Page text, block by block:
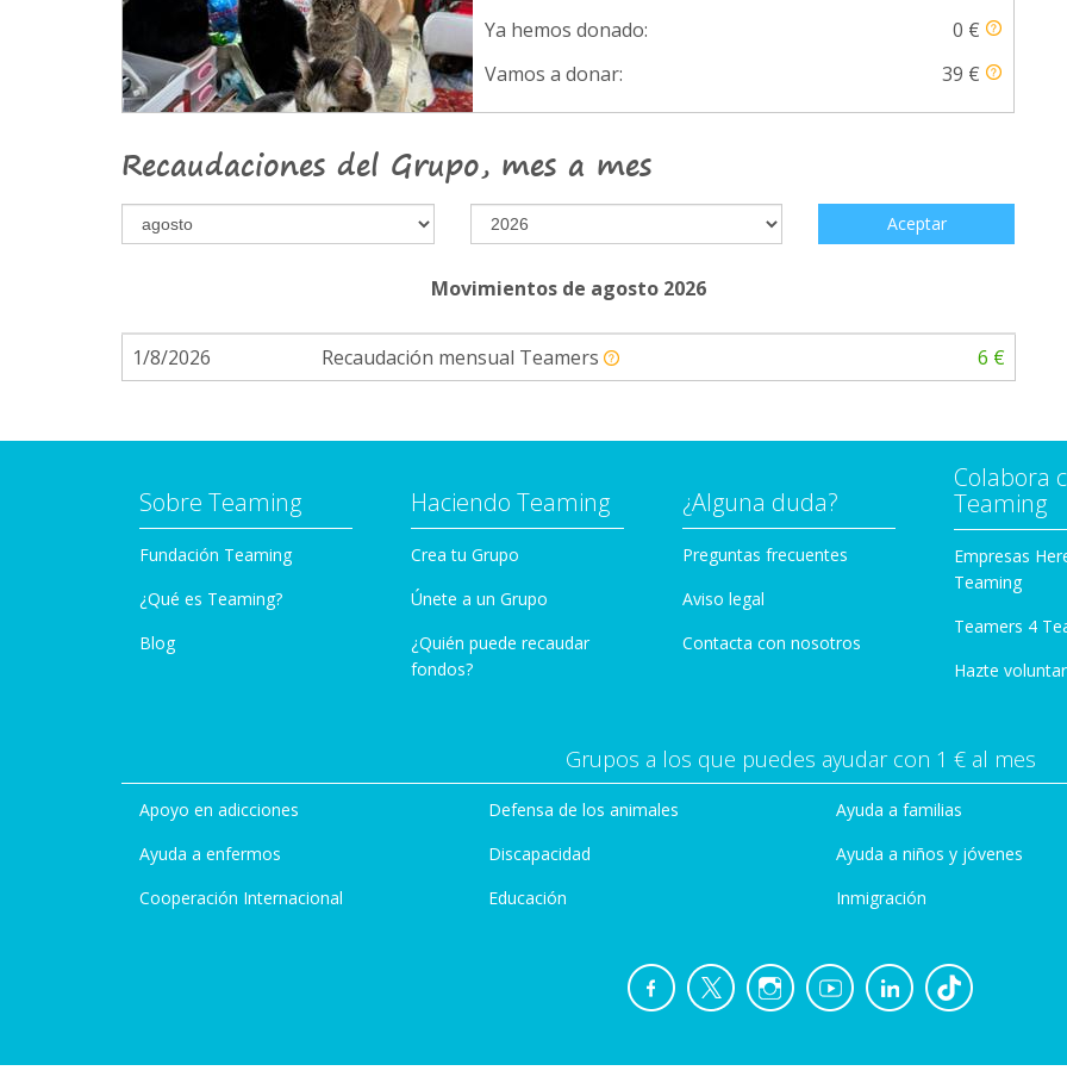
Ya hemos donado:
0 €
Vamos a donar:
39 €
Recaudaciones del Grupo, mes a mes
Aceptar
Movimientos de agosto 2026
1/8/2026 Recaudación mensual Teamers 6 €
Sobre Teaming
Fundación Teaming
¿Qué es Teaming?
Blog
Haciendo Teaming
Crea tu Grupo
Únete a un Grupo
¿Quién puede recaudar
fondos?
¿Alguna duda?
Preguntas frecuentes
Aviso legal
Contacta con nosotros
Colabora
Teaming
Empresas
Teaming
Teamers 4
Hazte
Grupos a los que puedes ayudar con 1 € al mes
Apoyo en adicciones
Ayuda a enfermos
Cooperación Internacional
Defensa de los animales
Discapacidad
Educación
Ayuda a familias
Ayuda a niños y jóvenes
Inmigración